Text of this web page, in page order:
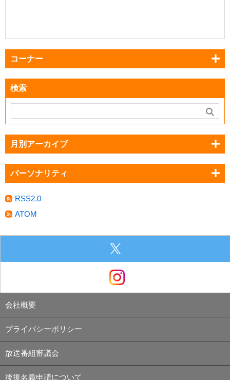
コーナー
検索
月別アーカイブ
パーソナリティ
RSS2.0
ATOM
会社概要
プライバシーポリシー
放送番組審議会
後援名義申請について